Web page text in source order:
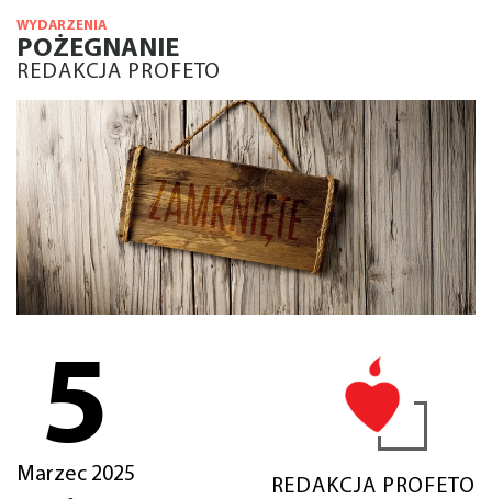
WYDARZENIA
POŻEGNANIE
REDAKCJA PROFETO
5
Marzec 2025
REDAKCJA PROFETO